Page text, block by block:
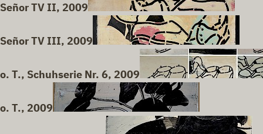
Señor TV II, 2009
Señor TV III, 2009
o. T., Schuhserie Nr. 6, 2009
o. T., 2009